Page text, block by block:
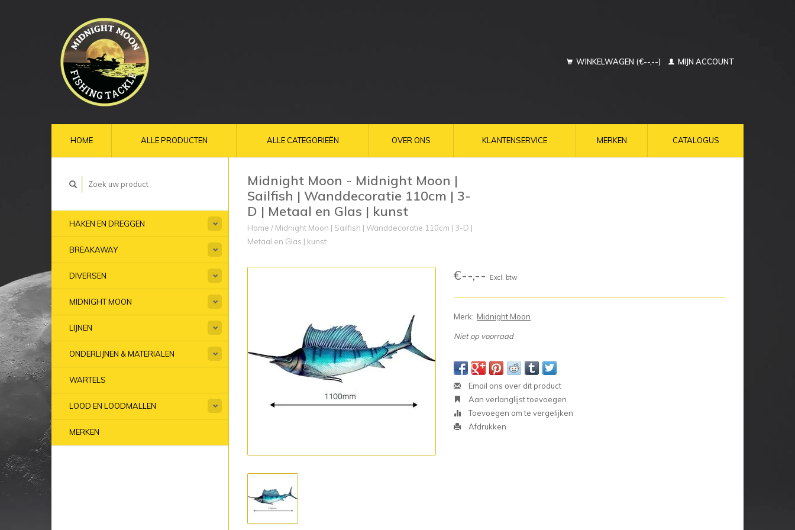
WINKELWAGEN (€--,--) MIJN ACCOUNT
HOME ALLE PRODUCTEN ALLE CATEGORIEËN OVER ONS KLANTENSERVICE MERKEN CATALOGUS
HAKEN EN DREGGEN
BREAKAWAY
DIVERSEN
MIDNIGHT MOON
LIJNEN
ONDERLIJNEN & MATERIALEN
WARTELS
LOOD EN LOODMALLEN
MERKEN
Midnight Moon - Midnight Moon |
Sailfish | Wanddecoratie 110cm | 3-
D | Metaal en Glas | kunst
Home / Midnight Moon | Sailfish | Wanddecoratie 110cm | 3-D |
Metaal en Glas | kunst
€--,-- Excl. btw
Merk: Midnight Moon
Niet op voorraad
Email ons over dit product
Aan verlanglijst toevoegen
Toevoegen om te vergelijken
Afdrukken